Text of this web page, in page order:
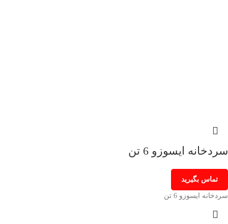
سردخانه ایسوزو 6 تن
تماس بگیرید
سردخانه ایسوزو 6 تن